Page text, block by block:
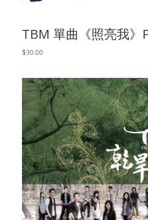
TBM 單曲《照亮我》
$30.00